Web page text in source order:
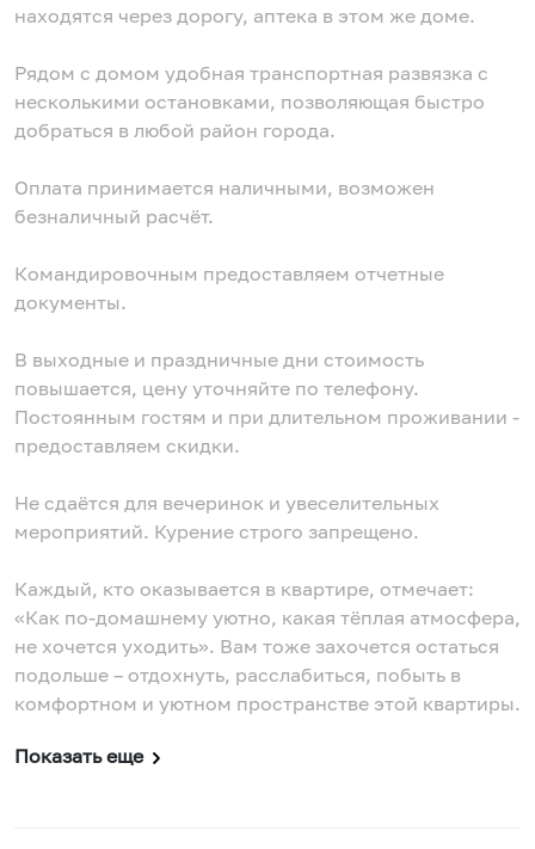
находятся через дорогу, аптека в этом же доме.
Рядом с домом удобная транспортная развязка с
несколькими остановками, позволяющая быстро
добраться в любой район города.
Оплата принимается наличными, возможен
безналичный расчёт.
Командировочным предоставляем отчетные
документы.
В выходные и праздничные дни стоимость
повышается, цену уточняйте по телефону.
Постоянным гостям и при длительном проживании -
предоставляем скидки.
Не сдаётся для вечеринок и увеселительных
мероприятий. Курение строго запрещено.
Каждый, кто оказывается в квартире, отмечает:
«Как по-домашнему уютно, какая тёплая атмосфера,
не хочется уходить». Вам тоже захочется остаться
подольше – отдохнуть, расслабиться, побыть в
комфортном и уютном пространстве этой квартиры.
Показать еще